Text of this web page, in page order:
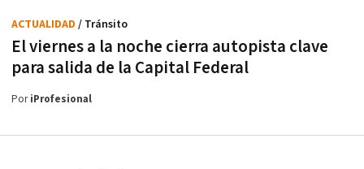
El viernes a la noche cierra autopista clave
para salida de la Capital Federal
ACTUALIDAD / Tránsito
PoriProfesional